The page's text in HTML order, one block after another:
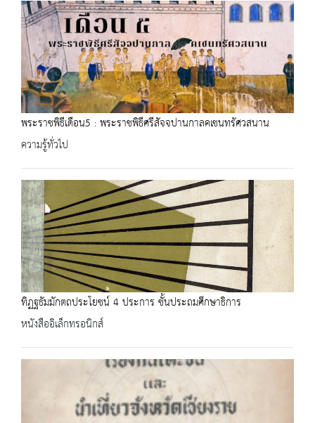
พระราชพิธีเดือน5 : พระราชพิธีศรีสัจจปานกาลคเชนทรัศวสนาน
ความรู้ทั่วไป
ทิฏฐธัมมักตถประโยชน์ 4 ประการ ชั้นประถมศึกษาธิการ
หนังสืออิเล็กทรอนิกส์